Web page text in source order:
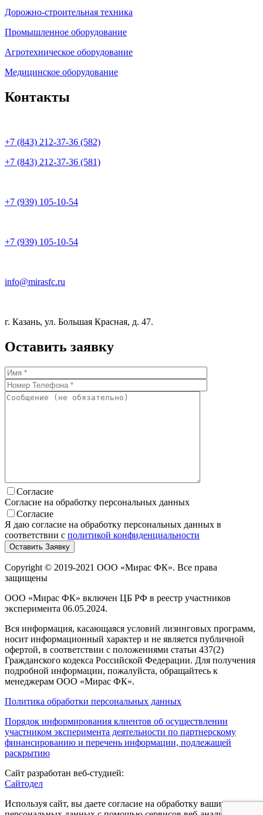
Дорожно-строительная техника
Промышленное оборудование
Агротехническое оборудование
Медицинское оборудование
Контакты
+7 (843) 212-37-36 (582)
+7 (843) 212-37-36 (581)
+7 (939) 105-10-54
+7 (939) 105-10-54
info@mirasfc.ru
г. Казань, ул. Большая Красная, д. 47.
Оставить заявку
Согласие
Согласие на обработку персональных данных
Согласие
Я даю согласие на обработку персональных данных в
соответствии с политикой конфиденциальности
Copyright © 2019-2021 ООО «Мирас ФК». Все права
защищены
ООО «Мирас ФК» включен ЦБ РФ в реестр участников
эксперимента 06.05.2024.
Вся информация, касающаяся условий лизинговых программ,
носит информационный характер и не является публичной
офертой, в соответствии с положениями статьи 437(2)
Гражданского кодекса Российской Федерации. Для получения
подробной информации, пожалуйста, обращайтесь к
менеджерам ООО «Мирас ФК».
Политика обработки персональных данных
Порядок информирования клиентов об осуществлении
участником эксперимента деятельности по партнерскому
финансированию и перечень информации, подлежащей
раскрытию
Сайт разработан веб-студией:
Сайтодел
Используя сайт, вы даете согласие на обработку ваших